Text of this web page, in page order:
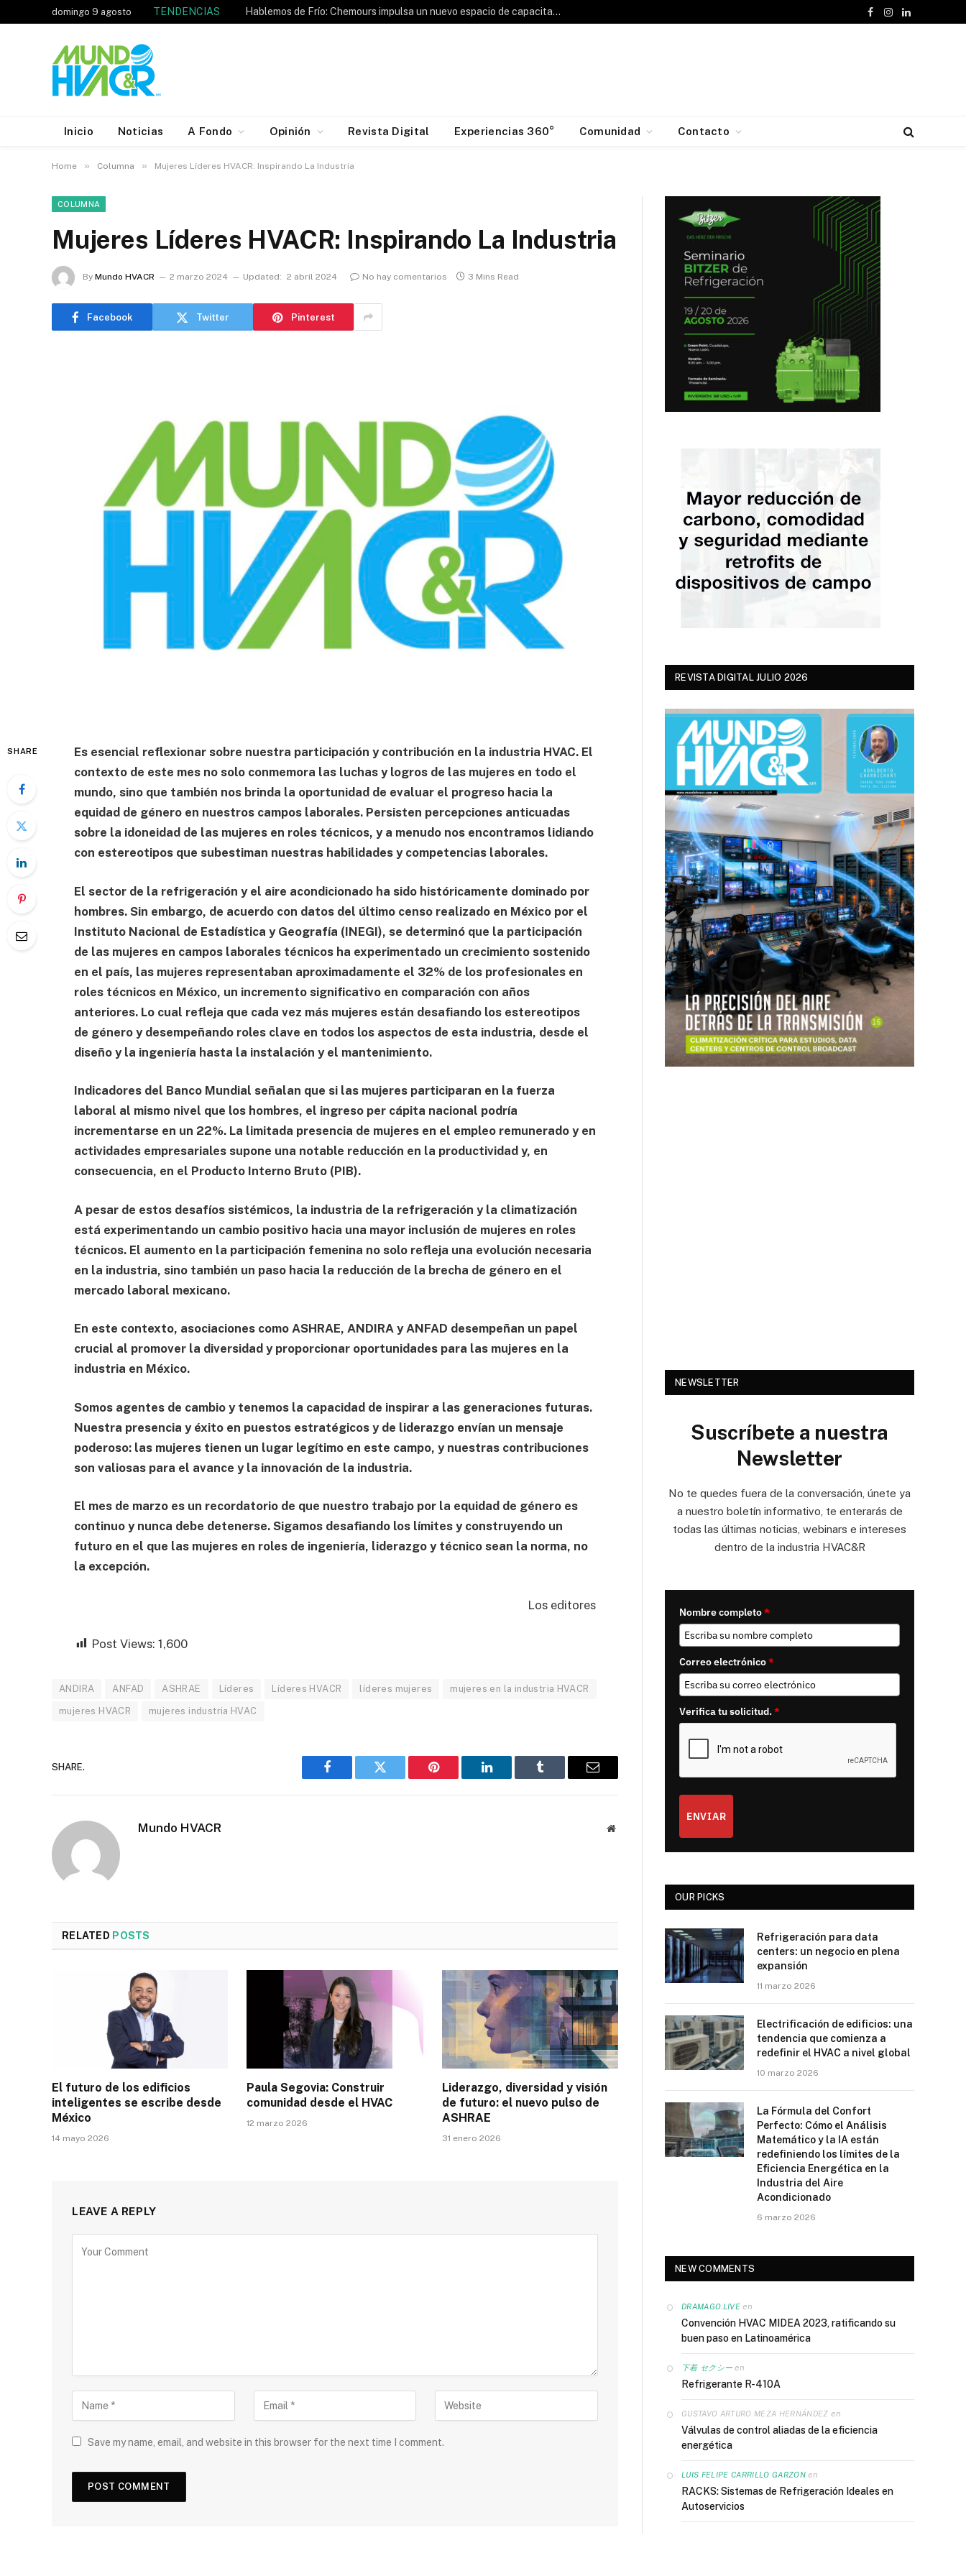
domingo 9 agosto TENDENCIAS Hablemos de Frío: Chemours impulsa un nuevo espacio de capacitación para la industria HVAC&R
Facebook
Instagram
LinkedIn
Inicio Noticias A Fondo Opinión Revista Digital Experiencias 360° Comunidad Contacto
Home » Columna » Mujeres Líderes HVACR: Inspirando La Industria
COLUMNA
Mujeres Líderes HVACR: Inspirando La Industria
By Mundo HVACR 2 marzo 2024 Updated: 2 abril 2024 No hay comentarios 3 Mins Read
Facebook Twitter Pinterest
SHARE
Es esencial reflexionar sobre nuestra participación y contribución en la industria HVAC. El
contexto de este mes no solo conmemora las luchas y logros de las mujeres en todo el
mundo, sino que también nos brinda la oportunidad de evaluar el progreso hacia la
equidad de género en nuestros campos laborales. Persisten percepciones anticuadas
sobre la idoneidad de las mujeres en roles técnicos, y a menudo nos encontramos lidiando
con estereotipos que subestiman nuestras habilidades y competencias laborales.
El sector de la refrigeración y el aire acondicionado ha sido históricamente dominado por
hombres. Sin embargo, de acuerdo con datos del último censo realizado en México por el
Instituto Nacional de Estadística y Geografía (INEGI), se determinó que la participación
de las mujeres en campos laborales técnicos ha experimentado un crecimiento sostenido
en el país, las mujeres representaban aproximadamente el 32% de los profesionales en
roles técnicos en México, un incremento significativo en comparación con años
anteriores. Lo cual refleja que cada vez más mujeres están desafiando los estereotipos
de género y desempeñando roles clave en todos los aspectos de esta industria, desde el
diseño y la ingeniería hasta la instalación y el mantenimiento.
Indicadores del Banco Mundial señalan que si las mujeres participaran en la fuerza
laboral al mismo nivel que los hombres, el ingreso per cápita nacional podría
incrementarse en un 22%. La limitada presencia de mujeres en el empleo remunerado y en
actividades empresariales supone una notable reducción en la productividad y, en
consecuencia, en el Producto Interno Bruto (PIB).
A pesar de estos desafíos sistémicos, la industria de la refrigeración y la climatización
está experimentando un cambio positivo hacia una mayor inclusión de mujeres en roles
técnicos. El aumento en la participación femenina no solo refleja una evolución necesaria
en la industria, sino también un paso hacia la reducción de la brecha de género en el
mercado laboral mexicano.
En este contexto, asociaciones como ASHRAE, ANDIRA y ANFAD desempeñan un papel
crucial al promover la diversidad y proporcionar oportunidades para las mujeres en la
industria en México.
Somos agentes de cambio y tenemos la capacidad de inspirar a las generaciones futuras.
Nuestra presencia y éxito en puestos estratégicos y de liderazgo envían un mensaje
poderoso: las mujeres tienen un lugar legítimo en este campo, y nuestras contribuciones
son valiosas para el avance y la innovación de la industria.
El mes de marzo es un recordatorio de que nuestro trabajo por la equidad de género es
continuo y nunca debe detenerse. Sigamos desafiando los límites y construyendo un
futuro en el que las mujeres en roles de ingeniería, liderazgo y técnico sean la norma, no
la excepción.
Los editores
Post Views: 1,600
ANDIRA ANFAD ASHRAE Líderes Líderes HVACR líderes mujeres mujeres en la industria HVACR
mujeres HVACR mujeres industria HVAC
SHARE.
Facebook Twitter Pinterest LinkedIn Tumblr Email
Mundo HVACR Website
RELATED POSTS
El futuro de los edificios
inteligentes se escribe desde
México
14 mayo 2026
Paula Segovia: Construir
comunidad desde el HVAC
12 marzo 2026
Liderazgo, diversidad y visión
de futuro: el nuevo pulso de
ASHRAE
31 enero 2026
LEAVE A REPLY
Save my name, email, and website in this browser for the next time I comment.
REVISTA DIGITAL JULIO 2026
NEWSLETTER
Suscríbete a nuestra
Newsletter
No te quedes fuera de la conversación, únete ya
a nuestro boletín informativo, te enterarás de
todas las últimas noticias, webinars e intereses
dentro de la industria HVAC&R
Nombre completo*
Correo electrónico*
Verifica tu solicitud.*
ENVIAR
OUR PICKS
Refrigeración para data
centers: un negocio en plena
expansión
11 marzo 2026
Electrificación de edificios: una
tendencia que comienza a
redefinir el HVAC a nivel global
10 marzo 2026
La Fórmula del Confort
Perfecto: Cómo el Análisis
Matemático y la IA están
redefiniendo los límites de la
Eficiencia Energética en la
Industria del Aire
Acondicionado
6 marzo 2026
NEW COMMENTS
DRAMAGO.LIVEen
Convención HVAC MIDEA 2023, ratificando su
buen paso en Latinoamérica
下着 セクシー en
Refrigerante R-410A
GUSTAVO ARTURO MEZA HERNÁNDEZ en
Válvulas de control aliadas de la eficiencia
energética
LUIS FELIPE CARRILLO GARZONen
RACKS: Sistemas de Refrigeración Ideales en
Autoservicios